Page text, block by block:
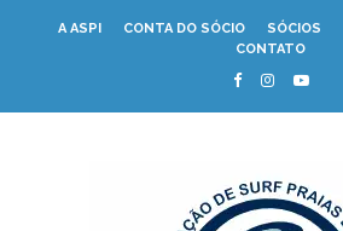
A ASPI CONTA DO SÓCIO SÓCIOS
CONTATO